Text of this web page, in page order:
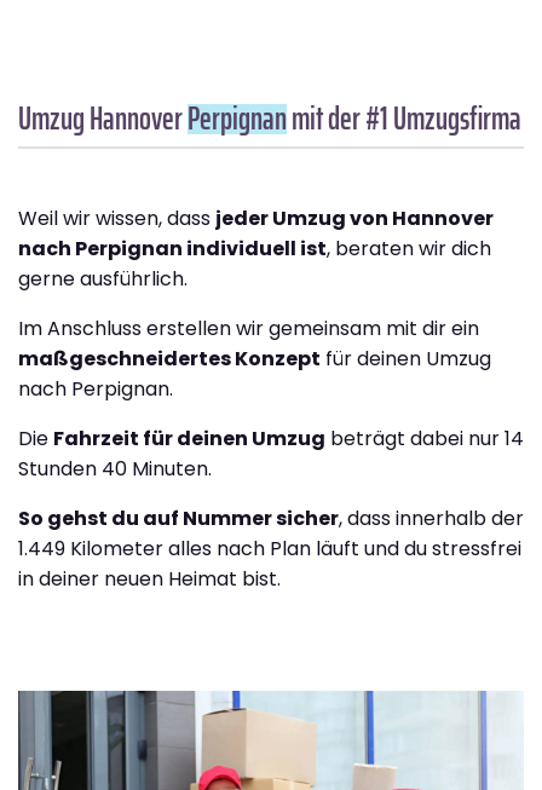
Umzug HannoverPerpignanmit der #1 Umzugsfirma
Weil wir wissen, dass jeder Umzug von Hannover
nach Perpignan individuell ist, beraten wir dich
gerne ausführlich.
Im Anschluss erstellen wir gemeinsam mit dir ein
maßgeschneidertes Konzept für deinen Umzug
nach Perpignan.
Die Fahrzeit für deinen Umzug beträgt dabei nur 14
Stunden 40 Minuten.
So gehst du auf Nummer sicher, dass innerhalb der
1.449 Kilometer alles nach Plan läuft und du stressfrei
in deiner neuen Heimat bist.